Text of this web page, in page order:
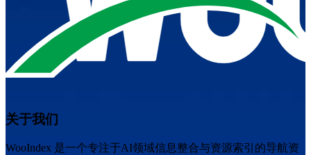
关于我们
WooIndex 是一个专注于AI领域信息整合与资源索引的导航资